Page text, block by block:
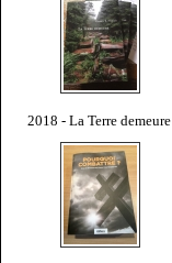
2018 - La Terre demeure